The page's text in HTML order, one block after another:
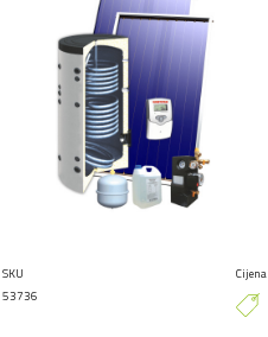
SKU
53736
Cijena